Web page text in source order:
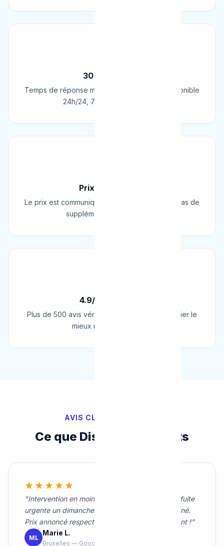
30 Min Chrono
Temps de réponse moyen de 30 minutes. Disponible
24h/24, 7j/7, 365 jours par an.
Prix Fixe Garanti
Le prix est communiqué AVANT l'intervention. Pas de
supplément surprise, jamais.
4.9/5 sur Google
Plus de 500 avis vérifiés sur Google. Le plombier le
mieux noté de Belgique.
AVIS CLIENTS VÉRIFIÉS
Ce que Disent Nos Clients
★★★★★
"Intervention en moins de 20 minutes pour une fuite
urgente un dimanche soir. Travail propre et soigné.
Prix annoncé respecté. Je recommande vivement !"
ML
Marie L.
Bruxelles — Google